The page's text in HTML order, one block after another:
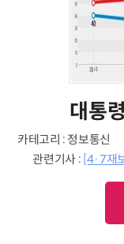
대통
카테고리 : 정보통신
관련기사 : [4·7재